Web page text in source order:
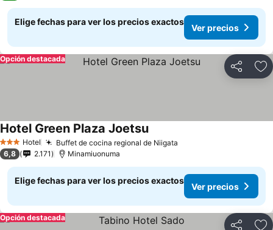
Elige fechas para ver los precios exactos
Ver precios
Compartir
Opción destacada
3 Estrellas
Hotel Buffet de cocina regional de Niigata
Hotel Green Plaza JoetsuVer precios
6,8 2.171 Minamiuonuma
Elige fechas para ver los precios exactos
Ver precios
Opción destacada